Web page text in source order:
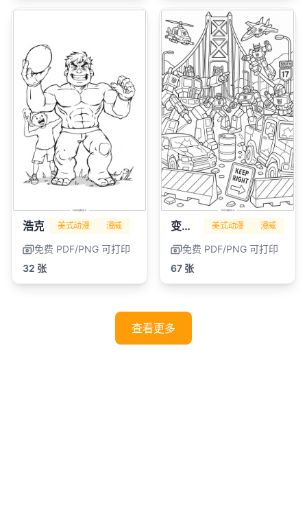
浩克 美式动漫 漫威
免费 PDF/PNG 可打印
32 张
变形金刚 美式动漫 漫威
免费 PDF/PNG 可打印
67 张
查看更多